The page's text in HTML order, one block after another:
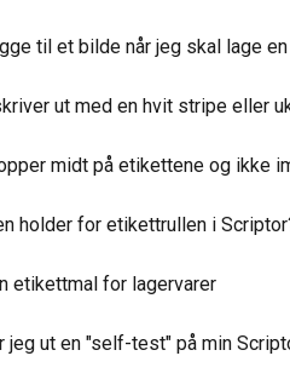
til et bilde når jeg skal lage en
ut med en hvit stripe eller
midt på etikettene og ikke
holder for etikettrullen i
etikettmal for lagervarer
jeg ut en "self-test" på min